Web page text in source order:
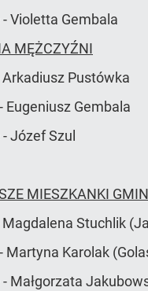
Violetta Gembala
MĘŻCZYŹNI
Pustówka
Eugeniusz Gembala
Józef Szul
MIESZKANKI
Magdalena Stuchlik
Martyna Karolak
Małgorzata